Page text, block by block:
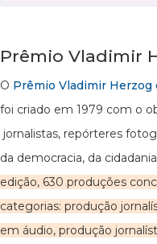
Prêmio Vladimir
O Prêmio Vladimir
foi criado em 1979 com o
jornalistas, repórteres
da democracia, da
edição, 630 produções
categorias: produção
em áudio, produção